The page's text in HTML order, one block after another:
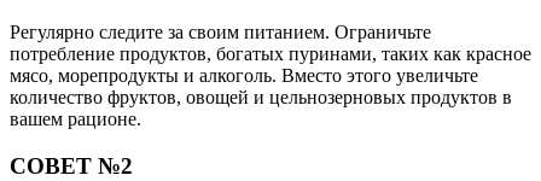
Регулярно следите за своим питанием. Ограничьте
потребление продуктов, богатых пуринами, таких как красное
мясо, морепродукты и алкоголь. Вместо этого увеличьте
количество фруктов, овощей и цельнозерновых продуктов в
вашем рационе.
СОВЕТ №2